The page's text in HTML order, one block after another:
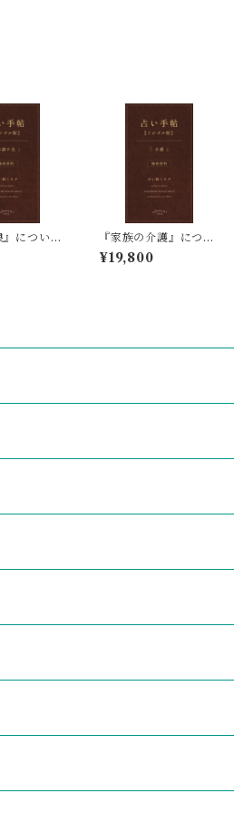
』について
い鑑定
『家族の介護』につい
ての四柱推命占い鑑定
¥19,800